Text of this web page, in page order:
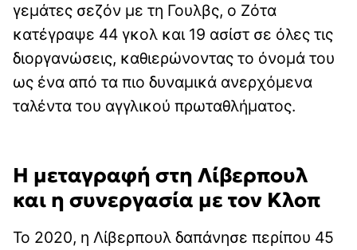
γεμάτες σεζόν με τη Γουλβς, ο Ζότα
κατέγραψε 44 γκολ και 19 ασίστ σε όλες τις
διοργανώσεις, καθιερώνοντας το όνομά του
ως ένα από τα πιο δυναμικά ανερχόμενα
ταλέντα του αγγλικού πρωταθλήματος.
Η μεταγραφή στη Λίβερπουλ
και η συνεργασία με τον Κλοπ
Το 2020, η Λίβερπουλ δαπάνησε περίπου 45